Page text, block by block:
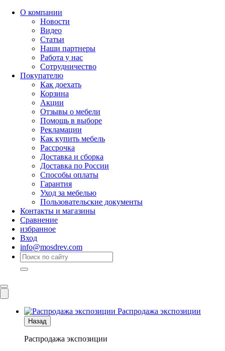
О компании
Новости
Видео
Статьи
Наши партнеры
Работа у нас
Сотрудничество
Покупателю
Как доехать
Корзина
Акции
Отзывы о мебели
Помощь в выборе
Рекламации
Как купить мебель
Рассрочка
Доставка и сборка
Доставка по России
Способы оплаты
Гарантия
Уход за мебелью
Пользовательские документы
Контакты и магазины
Сравнение
избранное
Вход
info@mosdrev.com
Распродажа экспозиции
Назад
Распродажа экспозиции